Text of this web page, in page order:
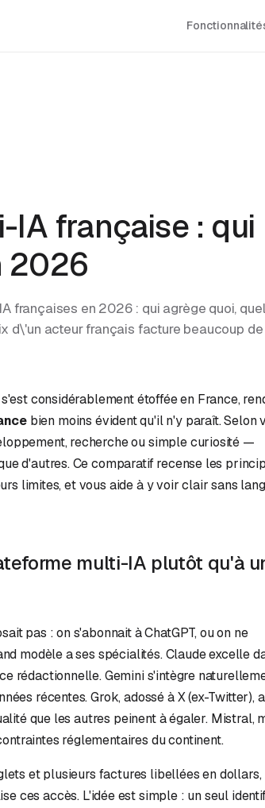
IA française : qui
2026
françaises en 2026 : qui agrège quoi,
d\'un acteur français facture beaucoup de
considérablement étoffée en France,
bien moins évident qu'il n'y paraît. Selon
recherche ou simple curiosité —
d'autres. Ce comparatif recense les
limites, et vous aide à y voir clair sans
multi-IA plutôt qu'à
pas : on s'abonnait à ChatGPT, ou on ne
modèle a ses spécialités. Claude excelle
rédactionnelle. Gemini s'intègre
récentes. Grok, adossé à X (ex-Twitter),
que les autres peinent à égaler. Mistral,
réglementaires du continent.
et plusieurs factures libellées en dollars,
ces accès. L'idée est simple : un seul